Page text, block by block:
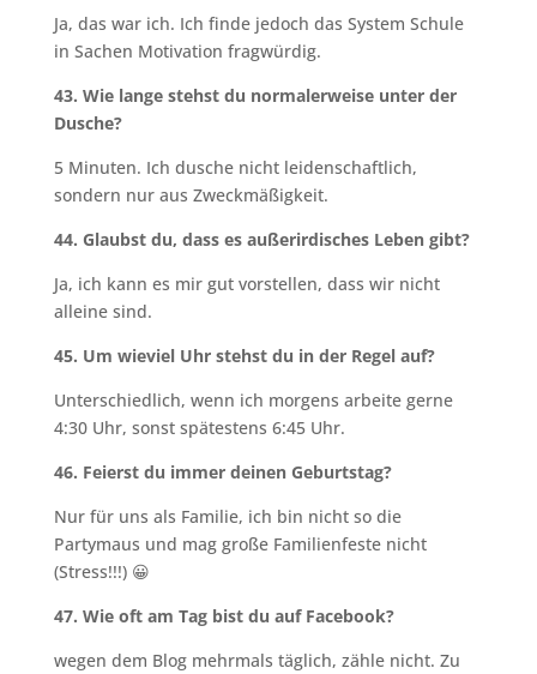
Ja, das war ich. Ich finde jedoch das System Schule
in Sachen Motivation fragwürdig.
43. Wie lange stehst du normalerweise unter der
Dusche?
5 Minuten. Ich dusche nicht leidenschaftlich,
sondern nur aus Zweckmäßigkeit.
44. Glaubst du, dass es außerirdisches Leben gibt?
Ja, ich kann es mir gut vorstellen, dass wir nicht
alleine sind.
45. Um wieviel Uhr stehst du in der Regel auf?
Unterschiedlich, wenn ich morgens arbeite gerne
4:30 Uhr, sonst spätestens 6:45 Uhr.
46. Feierst du immer deinen Geburtstag?
Nur für uns als Familie, ich bin nicht so die
Partymaus und mag große Familienfeste nicht
(Stress!!!) 😀
47. Wie oft am Tag bist du auf Facebook?
wegen dem Blog mehrmals täglich, zähle nicht. Zu